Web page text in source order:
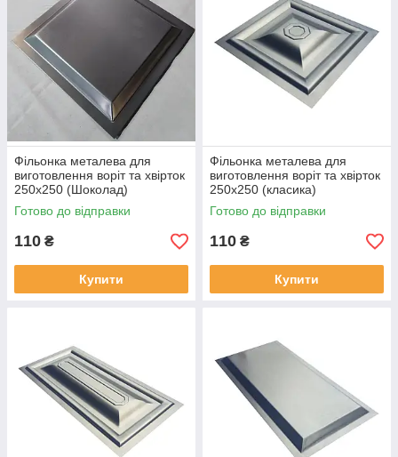
Фільонка металева для
виготовлення воріт та хвірток
250х250 (Шоколад)
Готово до відправки
110 ₴
Купити
Фільонка металева для
виготовлення воріт та хвірток
250х250 (класика)
Готово до відправки
110 ₴
Купити